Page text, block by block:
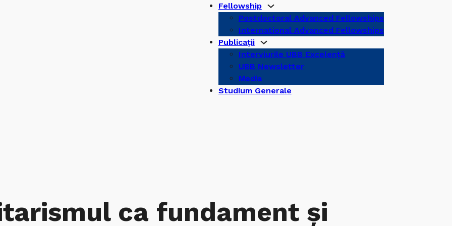
Fellowship
Postdoctoral Advanced Fellowships
International Advanced Fellowships
Publicații
Interviurile UBB Excelență
UBB Newsletter
Media
Studium Generale
ca fundament şi